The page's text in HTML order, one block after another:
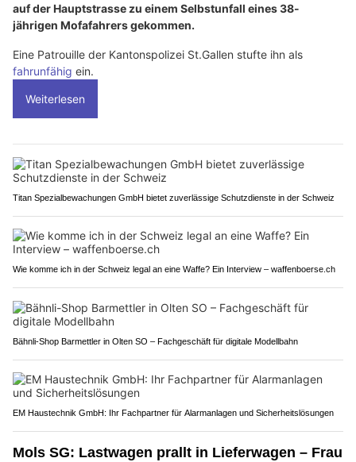
auf der Hauptstrasse zu einem Selbstunfall eines 38-
jährigen Mofafahrers gekommen.
Eine Patrouille der Kantonspolizei St.Gallen stufte ihn als
fahrunfähig ein.
Weiterlesen
Titan Spezialbewachungen GmbH bietet zuverlässige Schutzdienste in der Schweiz
Wie komme ich in der Schweiz legal an eine Waffe? Ein Interview – waffenboerse.ch
Bähnli-Shop Barmettler in Olten SO – Fachgeschäft für digitale Modellbahn
EM Haustechnik GmbH: Ihr Fachpartner für Alarmanlagen und Sicherheitslösungen
Mols SG: Lastwagen prallt in Lieferwagen – Frau